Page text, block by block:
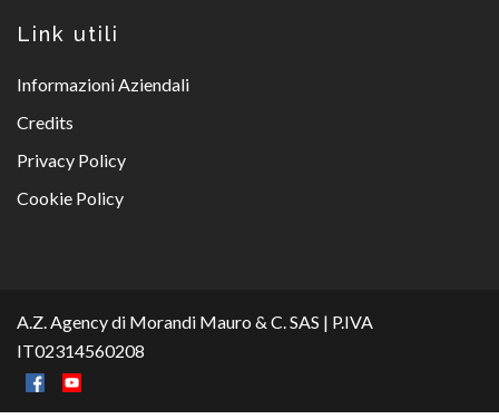
Link utili
Informazioni Aziendali
Credits
Privacy Policy
Cookie Policy
A.Z. Agency di Morandi Mauro & C. SAS | P.IVA
IT02314560208